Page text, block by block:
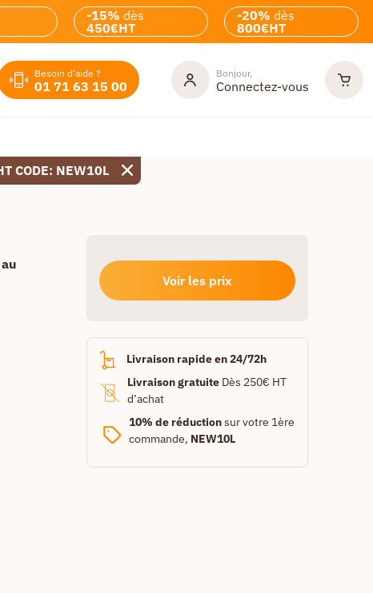
-15% dès
450€HT
-20% dès
800€HT
Besoin d'aide ?
01 71 63 15 00
Bonjour,
Connectez-vous
CODE: NEW10L
Voir les prix
Livraison rapide en 24/72h
Livraison gratuiteDès 250€ HT
d’achat
10% de réductionsur votre 1ère
commande, NEW10L